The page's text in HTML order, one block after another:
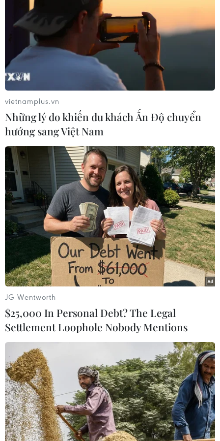
07/08/2026 04:28
Chuyên gia Canada đánh giá cao bản
lĩnh đối ngoại của Việt Nam
07/08/2026 03:49
Venezuela khởi động đàm phán về
tiến trình chuyển giao chính trị
07/08/2026 02:58
Sập công trình tại Cuba khiến 2
người tử vong
07/08/2026 01:48
Đảng Cộng hòa đề xuất dự luật trao
thêm thẩm quyền thuế quan cho ông
Trump
07/08/2026 00:33
Cựu Giám đốc Viện Quốc gia về Dị
ứng của Mỹ bị buộc tội khinh thường
Quốc hội
07/08/2026 00:25
Mexico triển khai hàng nghìn binh sỹ
bảo vệ các vùng trồng bơ trọng điểm
07/08/2026 00:09
vietnamplus.vn
Những lý do khiến du khách Ấn Độ chuyển
hướng sang Việt Nam
JG Wentworth
$25,000 In Personal Debt? The Legal
Settlement Loophole Nobody Mentions